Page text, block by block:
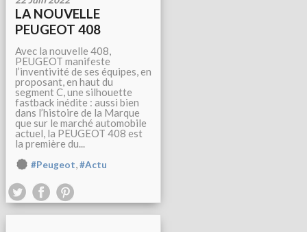
LA NOUVELLE
PEUGEOT 408
Avec la nouvelle 408,
PEUGEOT manifeste
l’inventivité de ses équipes, en
proposant, en haut du
segment C, une silhouette
fastback inédite : aussi bien
dans l’histoire de la Marque
que sur le marché automobile
actuel, la PEUGEOT 408 est
la première du...
#Peugeot,#Actu